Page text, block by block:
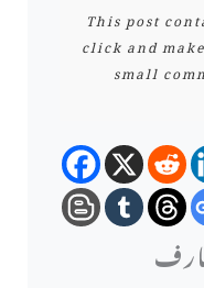
This post
click and
small